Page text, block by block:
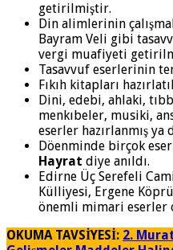
getirilmiştir.
Din alimlerinin
Bayram Veli gibi
vergi muafiyeti
Tasavvuf eserlerinin
Fıkıh kitapları
Dini, edebi, ahlaki,
menkıbeler, musiki,
eserler hazırlanmış
Döenminde birçok eser
Hayrat diye anıldı.
Edirne Üç Serefeli
Külliyesi, Ergene
önemli mimari eserler
OKUMA TAVSİYESİ: 2.